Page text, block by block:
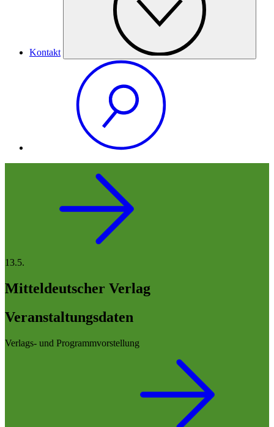
Kontakt
13.5.
Mitteldeutscher Verlag
Veranstaltungsdaten
Verlags- und Programmvorstellung